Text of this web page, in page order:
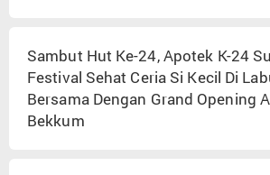
Sambut Hut Ke-24, Apotek K-24
Festival Sehat Ceria Si Kecil Di
Bersama Dengan Grand Opening
Bekkum